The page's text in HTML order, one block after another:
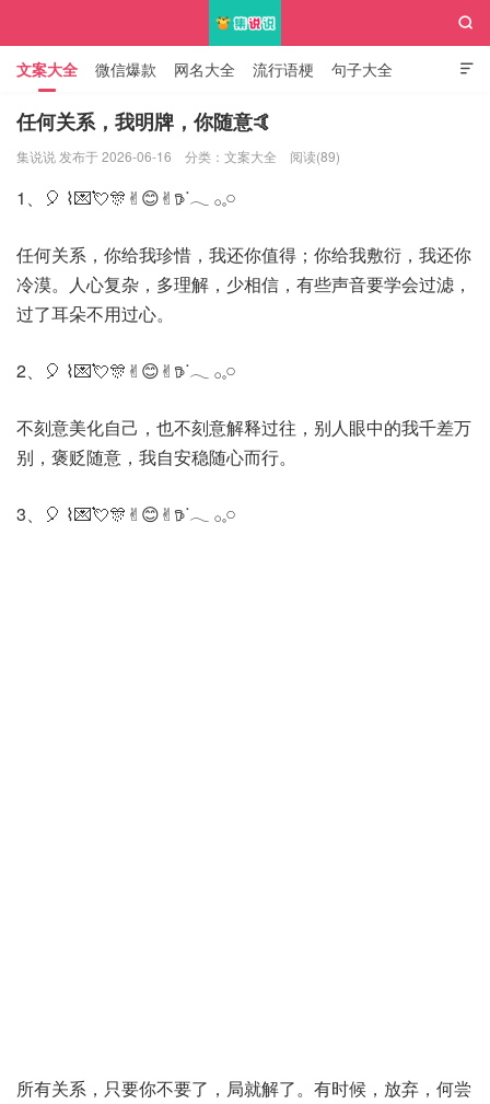

文案大全 微信爆款 网名大全 流行语梗 句子大全
知识大全

任何关系，我明牌，你随意🤙
集说说 发布于 2026-06-16 分类： 文案大全 阅读(89)
1、🎈 ⌇💌💘🎊✌︎😊✌︎𖠚ᐝ𓂃 𓂂𓈒𓏸
任何关系，你给我珍惜，我还你值得；你给我敷衍，我还你
冷漠。人心复杂，多理解，少相信，有些声音要学会过滤，
过了耳朵不用过心。
2、🎈 ⌇💌💘🎊✌︎😊✌︎𖠚ᐝ𓂃 𓂂𓈒𓏸
不刻意美化自己，也不刻意解释过往，别人眼中的我千差万
别，褒贬随意，我自安稳随心而行。
3、🎈 ⌇💌💘🎊✌︎😊✌︎𖠚ᐝ𓂃 𓂂𓈒𓏸
所有关系，只要你不要了，局就解了。有时候，放弃，何尝